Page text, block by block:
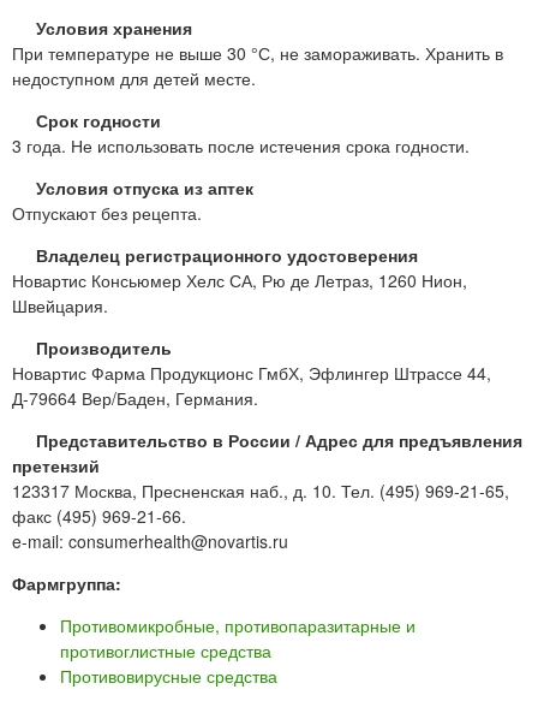
Условия хранения
При температуре не выше 30 °С, не замораживать. Хранить в
недоступном для детей месте.
Срок годности
3 года. Не использовать после истечения срока годности.
Условия отпуска из аптек
Отпускают без рецепта.
Владелец регистрационного удостоверения
Новартис Консьюмер Хелс СА, Рю де Летраз, 1260 Нион,
Швейцария.
Производитель
Новартис Фарма Продукционс ГмбХ, Эфлингер Штрассе 44,
Д-79664 Вер/Баден, Германия.
Представительство в России / Адрес для предъявления
претензий
123317 Москва, Пресненская наб., д. 10. Тел. (495) 969-21-65,
факс (495) 969-21-66.
e-mail: consumerhealth@novartis.ru
Фармгруппа:
Противомикробные, противопаразитарные и
противоглистные средства
Противовирусные средства